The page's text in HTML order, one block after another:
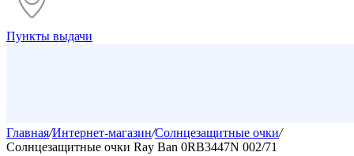
Пункты выдачи
Главная/Интернет-магазин/Солнцезащитные очки/
Солнцезащитные очки Ray Ban 0RB3447N 002/71